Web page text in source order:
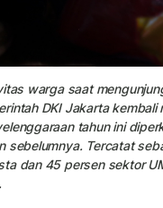
warga saat
DKI Jakarta
tahun ini
sebelumnya. Tercatat
dan 45 persen sektor